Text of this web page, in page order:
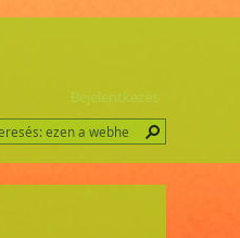
Bejelentkezés